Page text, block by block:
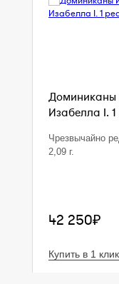
Доминиканы
Изабелла I. 1
Чрезвычайно
2,09 г.
42 250₽
Купить в 1 клик